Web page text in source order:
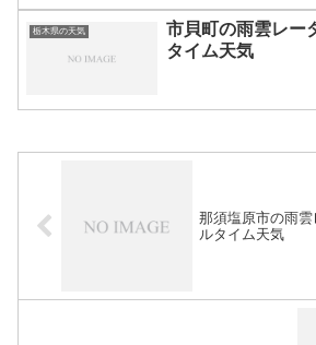
栃木県の天気
市貝町の雨雲レー
タイム天気
那須塩原市の雨
ルタイム天気